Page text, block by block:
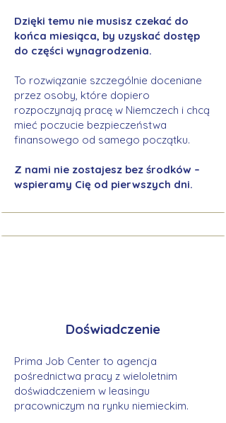
Dzięki temu nie musisz czekać do
końca miesiąca, by uzyskać dostęp
do części wynagrodzenia.
To rozwiązanie szczególnie doceniane
przez osoby, które dopiero
rozpoczynają pracę w Niemczech i chcą
mieć poczucie bezpieczeństwa
finansowego od samego początku.
Z nami nie zostajesz bez środków –
wspieramy Cię od pierwszych dni.
Doświadczenie
Prima Job Center to agencja
pośrednictwa pracy z wieloletnim
doświadczeniem w leasingu
pracowniczym na rynku niemieckim.